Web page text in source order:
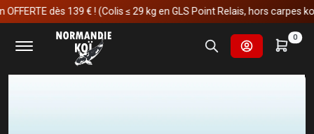
dès 139 € ! (Colis ≤ 29 kg en GLS Point Relais, hors carpes koï)
0
Accueil
Fournitures et technologies pour les bassins
Décoration & statue de jardin
Pond Fogger